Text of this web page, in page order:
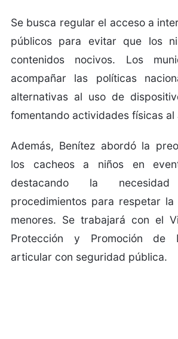
Se busca regular el acceso a
públicos para evitar que los
contenidos nocivos. Los
acompañar las políticas
alternativas al uso de
fomentando actividades físicas al
Además, Benítez abordó la
los cacheos a niños en
destacando la
procedimientos para respetar
menores. Se trabajará con el
Protección y Promoción de
articular con seguridad pública.